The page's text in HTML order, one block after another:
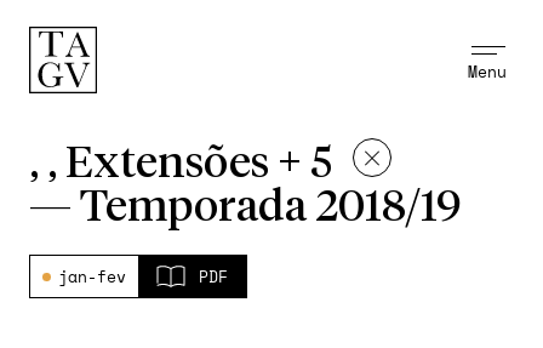
Menu
, , Extensões + 5
— Temporada 2018/19
jan-fev PDF